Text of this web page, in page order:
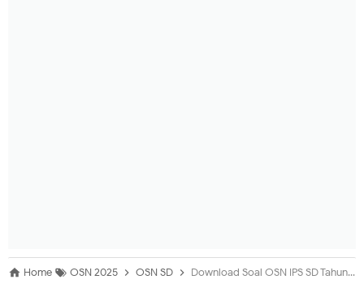
Home OSN 2025 OSN SD Download Soal OSN IPS SD Tahun 2025 Tingkat FINAL